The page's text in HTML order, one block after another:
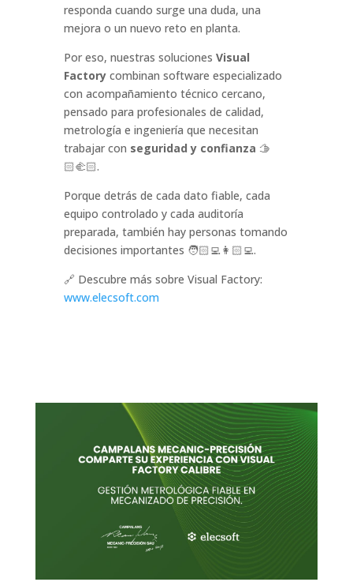
responda cuando surge una duda, una
mejora o un nuevo reto en planta.
Por eso, nuestras soluciones Visual
Factorycombinan software especializado
con acompañamiento técnico cercano,
pensado para profesionales de calidad,
metrología e ingeniería que necesitan
trabajar con seguridad y confianza 🫱
🏻‍🫲🏻.
Porque detrás de cada dato fiable, cada
equipo controlado y cada auditoría
preparada, también hay personas tomando
decisiones importantes 🧑🏻‍💻👩🏻‍💻.
🔗 Descubre más sobre Visual Factory:
www.elecsoft.com